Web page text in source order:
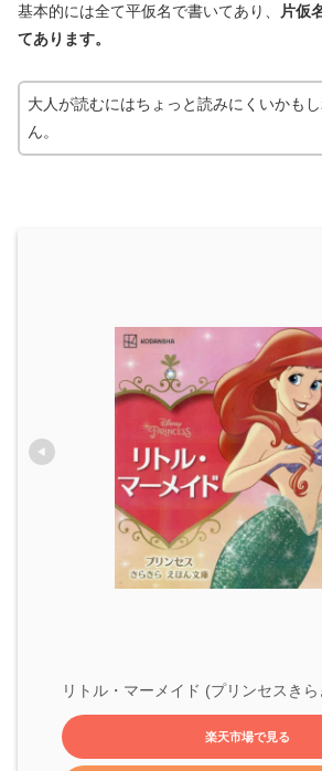
基本的には全て平仮名で書いてあり、
片仮
てあります。
大人が読むにはちょっと読みにくいかも
ん。
リトル・マーメイド (プリンセスき
楽天市場で見る